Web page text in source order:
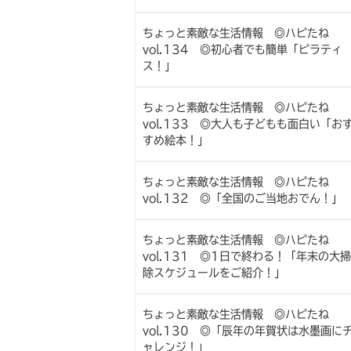
ちょっと素敵な生活情報 ◎ハピたね
vol.134 ◎初心者でも簡単「ピラティ
ス！」
ちょっと素敵な生活情報 ◎ハピたね
vol.133 ◎大人も子どもも面白い「お
すめ絵本！」
ちょっと素敵な生活情報 ◎ハピたね
vol.132 ◎「全国のご当地おでん！」
ちょっと素敵な生活情報 ◎ハピたね
vol.131 ◎1日で終わる！「年末の大掃
除スケジュールをご紹介！」
ちょっと素敵な生活情報 ◎ハピたね
vol.130 ◎「辰年の年賀状は水墨画に
ャレンジ！」